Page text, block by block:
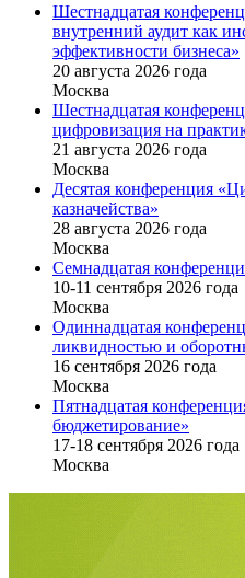
Шестнадцатая
внутренний аудит как
эффективности бизнеса»
20 августа 2026 года
Москва
Шестнадцатая
цифровизация на
21 августа 2026 года
Москва
Десятая конференция
казначейства»
28 августа 2026 года
Москва
Семнадцатая
10-11 сентября 2026 года
Москва
Одиннадцатая
ликвидностью и
16 cентября 2026 года
Москва
Пятнадцатая
бюджетирование»
17-18 сентября 2026 года
Москва